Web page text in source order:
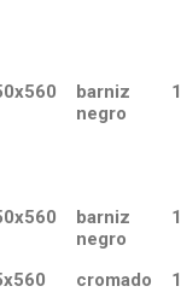
barniz
negro
barniz
negro
cromado